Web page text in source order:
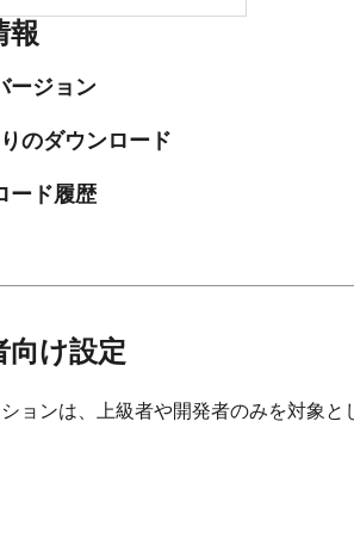
報
ージョン
のダウンロード
ード履歴
向け設定
ョンは、上級者や開発者のみを対象